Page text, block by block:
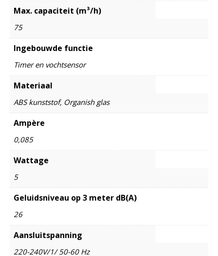
Max. capaciteit (m³/h)
75
Ingebouwde functie
Timer en vochtsensor
Materiaal
ABS kunststof, Organish glas
Ampère
0,085
Wattage
5
Geluidsniveau op 3 meter dB(A)
26
Aansluitspanning
220-240V/1/ 50-60 Hz